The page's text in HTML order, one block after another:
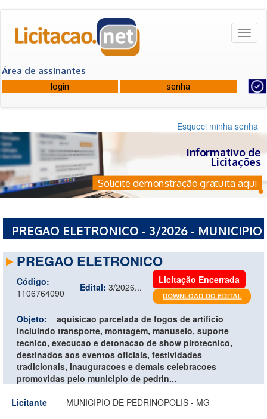
Área de assinantes
Esqueci minha senha
Informativo de
Licitações
Solicite demonstração gratuita aqui
PREGAO ELETRONICO - 3/2026 - MUNICIPIO
PREGAO ELETRONICO
Código:
1106764090
Edital: 3/2026...
Licitação Encerrada
Objeto:
aquisicao parcelada de fogos de artificio
incluindo transporte, montagem, manuseio, suporte
tecnico, execucao e detonacao de show pirotecnico,
destinados aos eventos oficiais, festividades
tradicionais, inauguracoes e demais celebracoes
promovidas pelo municipio de pedrin...
Licitante
MUNICIPIO DE PEDRINOPOLIS - MG